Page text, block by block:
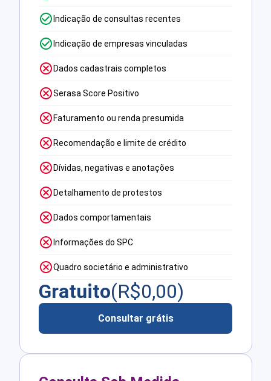
Indicação de consultas recentes
Indicação de empresas vinculadas
Dados cadastrais completos
Serasa Score Positivo
Faturamento ou renda presumida
Recomendação e limite de crédito
Dívidas, negativas e anotações
Detalhamento de protestos
Dados comportamentais
Informações do SPC
Quadro societário e administrativo
Gratuito(R$0,00)
Consultar grátis